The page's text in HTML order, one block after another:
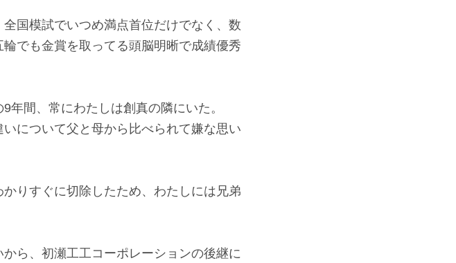
国模試でいつめ満点首位だけでなく、数
でも金賞を取ってる頭脳明晰で成績優秀
年間、常にわたしは創真の隣にいた。
について父と母から比べられて嫌な思い
りすぐに切除したため、わたしには兄弟
ら、初瀬工工コーポレーションの後継に